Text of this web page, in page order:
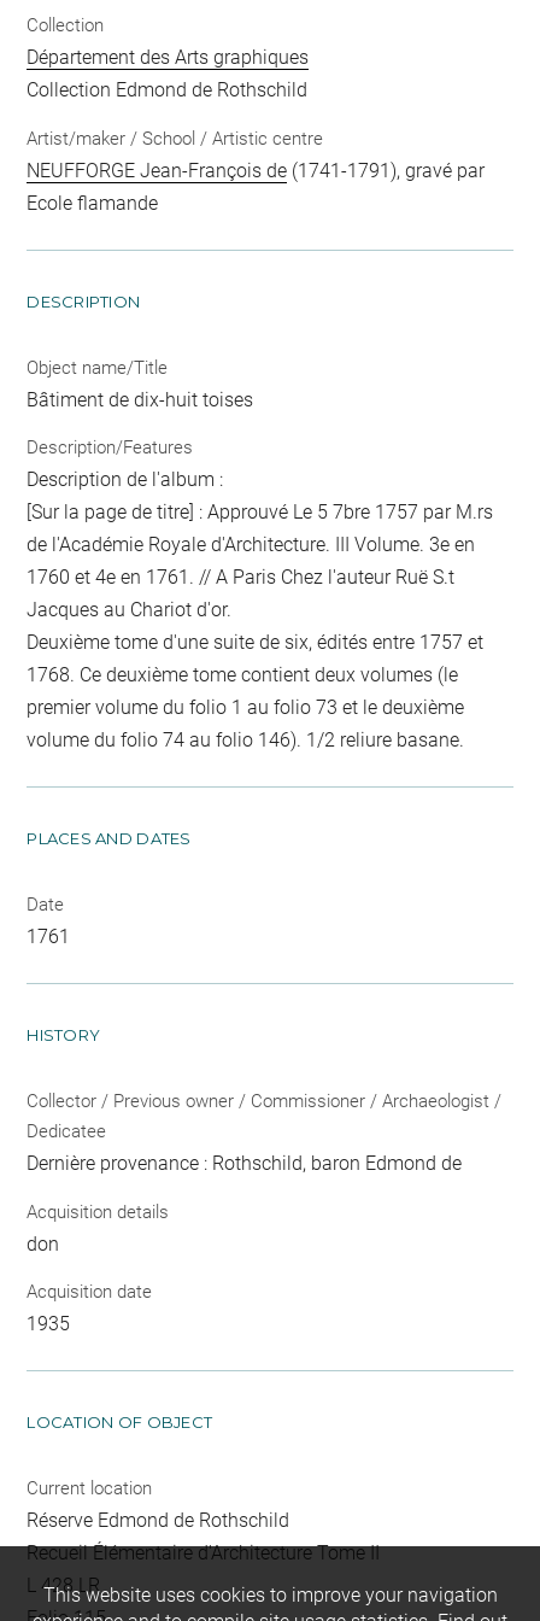
Collection
Département des Arts graphiques
Collection Edmond de Rothschild
Artist/maker / School / Artistic centre
NEUFFORGE Jean-François de (1741-1791), gravé par
Ecole flamande
DESCRIPTION
Object name/Title
Bâtiment de dix-huit toises
Description/Features
Description de l'album :
[Sur la page de titre] : Approuvé Le 5 7bre 1757 par M.rs
de l'Académie Royale d'Architecture. III Volume. 3e en
1760 et 4e en 1761. // A Paris Chez l'auteur Ruë S.t
Jacques au Chariot d'or.
Deuxième tome d'une suite de six, édités entre 1757 et
1768. Ce deuxième tome contient deux volumes (le
premier volume du folio 1 au folio 73 et le deuxième
volume du folio 74 au folio 146). 1/2 reliure basane.
PLACES AND DATES
Date
1761
HISTORY
Collector / Previous owner / Commissioner / Archaeologist /
Dedicatee
Dernière provenance : Rothschild, baron Edmond de
Acquisition details
don
Acquisition date
1935
LOCATION OF OBJECT
Current location
Réserve Edmond de Rothschild
Recueil Élémentaire d'Architecture Tome II
L 428 LR
This website uses cookies to improve your navigation